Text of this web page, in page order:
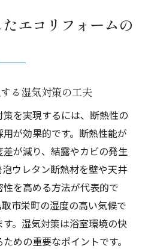
エコリフォームの
る湿気対策の工夫
を実現するには、断熱性の
が効果的です。断熱性能が
が減り、結露やカビの発生
ウレタン断熱材を壁や天井
を高める方法が代表的で
市栄町の湿度の高い気候で
。湿気対策は浴室環境の快
めの重要なポイントです。